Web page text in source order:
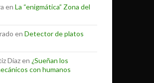
en La “enigmática” Zona del
en Detector de platos
Díazen ¿Sueñan los
con humanos